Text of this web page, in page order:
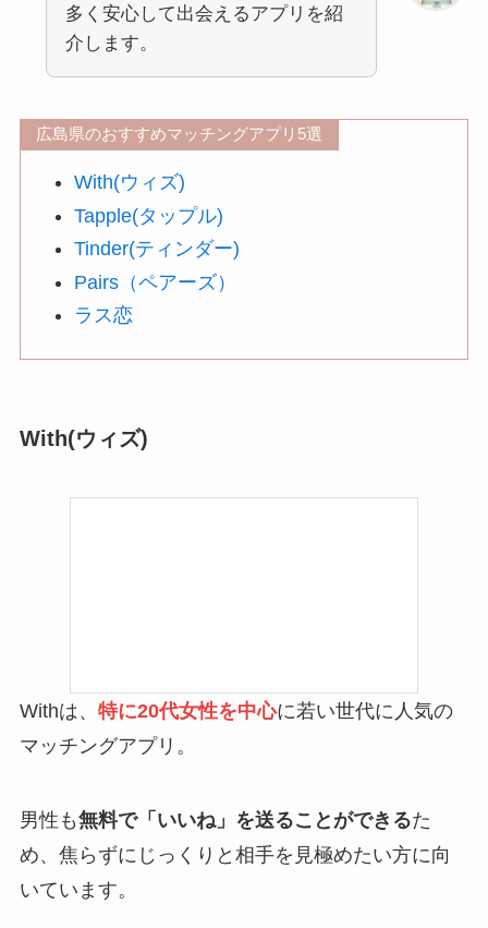
多く安心して出会えるアプリを紹
介します。
広島県のおすすめマッチングアプリ5選
With(ウィズ)
Tapple(タップル)
Tinder(ティンダー)
Pairs（ペアーズ）
ラス恋
With(ウィズ)
Withは、 特に20代女性を中心に若い世代に人気の
マッチングアプリ。
男性も無料で「いいね」を送ることができるた
め、焦らずにじっくりと相手を見極めたい方に向
いています。